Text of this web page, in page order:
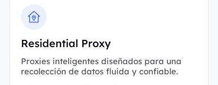
Residential Proxy
Proxies inteligentes diseñados para una
recolección de datos fluida y confiable.